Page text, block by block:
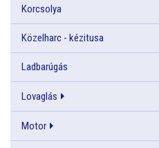
Korcsolya
Közelharc - kézitusa
Ladbarúgás
Lovaglás
Motor